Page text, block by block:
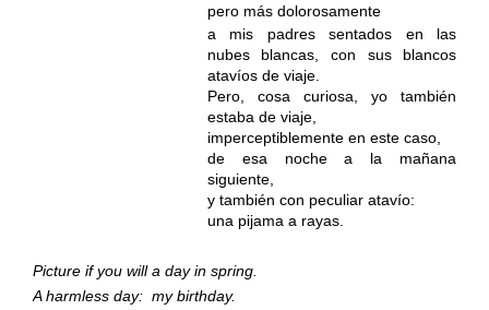
pero más dolorosamente
a mis padres sentados en las
nubes blancas, con sus blancos
atavíos de viaje.
Pero, cosa curiosa, yo también
estaba de viaje,
imperceptiblemente en este caso,
de esa noche a la mañana
siguiente,
y también con peculiar atavío:
una pijama a rayas.
Picture if you will a day in spring.
A harmless day: my birthday.